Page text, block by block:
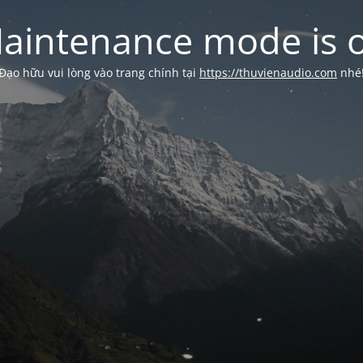
mode is
hữu vui lòng vào trang chính tại https://thuvienaudio.com